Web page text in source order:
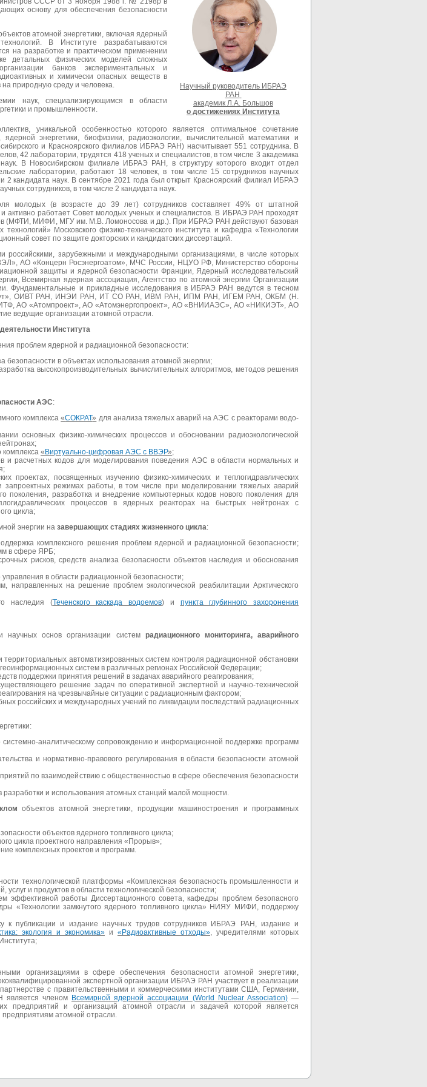
основу для обеспечения безопасности
атомной энергетики, включая ядерный
В Институте разрабатываются
на разработке и практическом применении
детальных физических моделей сложных
банков экспериментальных и
и химически опасных веществ в
природную среду и человека.
наук, специализирующимся в области
и промышленности.
Научный руководитель ИБРАЭ
РАН
академик Л.А. Большов
о достижениях Института
уникальной особенностью которого является оптимальное сочетание
энергетики, биофизики, радиоэкологии, вычислительной математики и
и Красноярского филиалов ИБРАЭ РАН) насчитывает 551 сотрудника. В
42 лаборатории, трудятся 418 ученых и специалистов, в том числе 3 академика
В Новосибирском филиале ИБРАЭ РАН, в структуру которого входит отдел
лаборатории, работают 18 человек, в том числе 15 сотрудников научных
кандидата наук. В сентябре 2021 года был открыт Красноярский филиал ИБРАЭ
сотрудников, в том числе 2 кандидата наук.
молодых (в возрасте до 39 лет) сотрудников составляет 49% от штатной
активно работает Совет молодых ученых и специалистов. В ИБРАЭ РАН проходят
(МФТИ, МИФИ, МГУ им. М.В. Ломоносова и др.). При ИБРАЭ РАН действуют базовая
Московского физико-технического института и кафедра «Технологии
совет по защите докторских и кандидатских диссертаций.
зарубежными и международными организациями, в числе которых
АО «Концерн Росэнергоатом», МЧС России, НЦУО РФ, Министерство обороны
защиты и ядерной безопасности Франции, Ядерный исследовательский
Всемирная ядерная ассоциация, Агентство по атомной энергии Организации
Фундаментальные и прикладные исследования в ИБРАЭ РАН ведутся в тесном
ОИВТ РАН, ИНЭИ РАН, ИТ СО РАН, ИВМ РАН, ИПМ РАН, ИГЕМ РАН, ОКБМ (Н.
АО «Атомпроект», АО «Атомэнергопроект», АО «ВНИИАЭС», АО «НИКИЭТ», АО
ведущие организации атомной отрасли.
Института
проблем ядерной и радиационной безопасности:
в объектах использования атомной энергии;
высокопроизводительных вычислительных алгоритмов, методов решения
АЭС:
комплекса«СОКРАТ» для анализа тяжелых аварий на АЭС с реакторами водо-
основных физико-химических процессов и обосновании радиоэкологической
комплекса « Виртуально-цифровая АЭС с ВВЭР»;
и расчетных кодов для моделирования поведения АЭС в области нормальных и
проектах, посвященных изучению физико-химических и теплогидравлических
режимах работы, в том числе при моделировании тяжелых аварий
поколения, разработка и внедрение компьютерных кодов нового поколения для
процессов в ядерных реакторах на быстрых нейтронах с
цикла;
энергии на завершающих стадиях жизненного цикла:
комплексного решения проблем ядерной и радиационной безопасности;
в сфере ЯРБ;
рисков, средств анализа безопасности объектов наследия и обоснования
управления в области радиационной безопасности;
направленных на решение проблем экологической реабилитации Арктического
наследия (Теченского каскада водоемов) и пункта глубинного захоронения
научных основ организации систем радиационного мониторинга, аварийного
автоматизированных систем контроля радиационной обстановки
систем в различных регионах Российской Федерации;
поддержки принятия решений в задачах аварийного реагирования;
решение задач по оперативной экспертной и научно-технической
на чрезвычайные ситуации с радиационным фактором;
российских и международных учений по ликвидации последствий радиационных
аналитическому сопровождению и информационной поддержке программ
и нормативно-правового регулирования в области безопасности атомной
по взаимодействию с общественностью в сфере обеспечения безопасности
разработки и использования атомных станций малой мощности.
объектов атомной энергетики, продукции машиностроения и программных
объектов ядерного топливного цикла;
цикла проектного направления «Прорыв»;
комплексных проектов и программ.
технологической платформы «Комплексная безопасность промышленности и
и продуктов в области технологической безопасности;
эффективной работы Диссертационного совета, кафедры проблем безопасного
«Технологии замкнутого ядерного топливного цикла» НИЯУ МИФИ, поддержку
к публикации и издание научных трудов сотрудников ИБРАЭ РАН, издание и
экология и экономика» и «Радиоактивные отходы», учредителями которых
организациями в сфере обеспечения безопасности атомной энергетики,
экспертной организации ИБРАЭ РАН участвует в реализации
с правительственными и коммерческими институтами США, Германии,
является членом Всемирной ядерной ассоциации (World Nuclear Association)—
предприятий и организаций атомной отрасли и задачей которой является
предприятиям атомной отрасли.